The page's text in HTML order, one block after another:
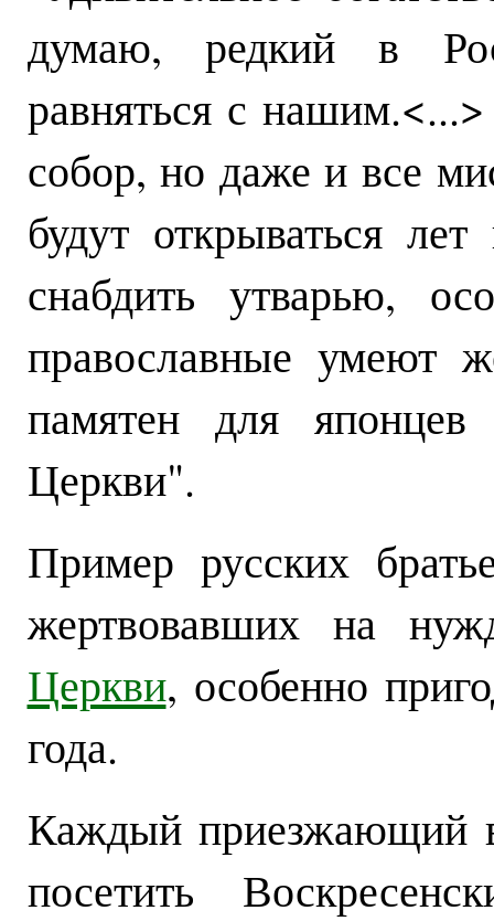
думаю, редкий в
равняться с
собор, но даже и все
будут открываться
снабдить утварью,
православные умеют
памятен для
Церкви".
Пример русских
жертвовавших на
Церкви, особенно
года.
Каждый приезжающий
посетить